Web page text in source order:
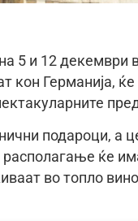
5 и 12 декември
кон Германија,
подароци, а
ќе
во топло